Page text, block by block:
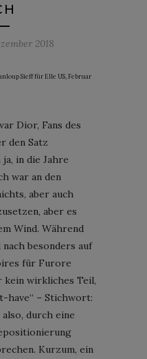
2018
Sieff für Elle US, Februar
Dior, Fans des
den Satz
in die Jahre
war an den
aber auch
aber es
Wind. Während
besonders auf
für Furore
kein wirkliches Teil,
have“ – Stichwort:
durch eine
Kurzum, ein